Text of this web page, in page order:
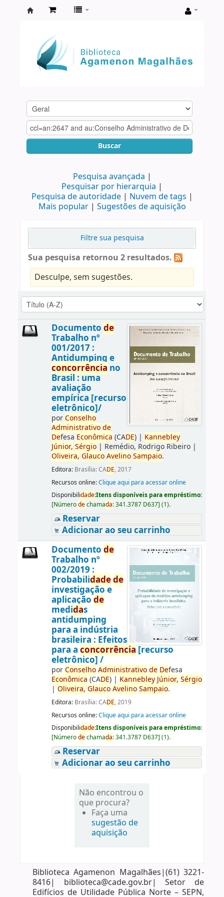
Agamenon
Magalhães
Buscar
Pesquisa avançada
Pesquisar por hierarquia
Pesquisa de autoridade
Nuvem de tags
Mais popular
Sugestões de aquisição
Filtre sua pesquisa
Sua pesquisa retornou 2 resultados.
Desculpe, sem sugestões.
Documento de
Trabalho nº
001/2017 :
Antidumping e
concorrência no
Brasil : uma
avaliação
empírica [recurso
eletrônico]/
porConselho
Administrativo de
Defesa Econômica (CADE)| Kannebley
Júnior, Sérgio| Remédio, Rodrigo Ribeiro|
Oliveira, Glauco Avelino Sampaio.
Editora: Brasília: CADE, 2017
Recursos online:Clique aqui para acessar online
Disponibilidade:Itens disponíveis para empréstimo:
[Númerodechamada:341.3787 D637] (1).
Reservar
Adicionar ao seu carrinho
Documento de
Trabalho nº
002/2019 :
Probabilidadede
investigação e
aplicação de
medidas
antidumping
para a indústria
brasileira : Efeitos
para a concorrência [recurso
eletrônico] /
porConselho Administrativo de Defesa
Econômica (CADE)| Kannebley Júnior, Sérgio
| Oliveira, Glauco Avelino Sampaio.
Editora: Brasília: CADE, 2019
Recursos online:Clique aqui para acessar online
Disponibilidade:Itens disponíveis para empréstimo:
[Númerodechamada:341.3787 D637] (1).
Reservar
Adicionar ao seu carrinho
Não encontrou o
que procura?
Faça uma
sugestão de
aquisição
Biblioteca Agamenon Magalhães|(61) 3221-
8416| biblioteca@cade.gov.br| Setor de
Edifícios de Utilidade Pública Norte – SEPN,